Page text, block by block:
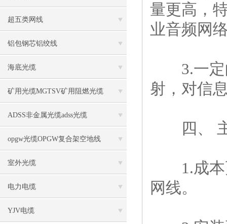
超五类网线
铝包钢芯铝绞线
海底光缆
矿用光缆MGTSV矿用阻燃光缆
ADSS非金属光缆adss光缆
opgw光缆OPGW复合架空地线
室外光缆
电力电缆
YJV电缆
量更高，
业音频网
3.一定
射，对信
四、 主
1.成本更
网线。